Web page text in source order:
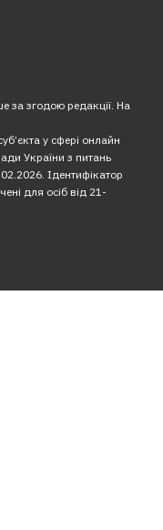
за згодою редакції. На
у сфері онлайн
України з питань
Ідентифікатор
для осіб від 21-